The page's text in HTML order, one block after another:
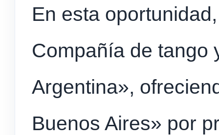
En esta
Compañía de tango
Argentina»,
Buenos Aires» por